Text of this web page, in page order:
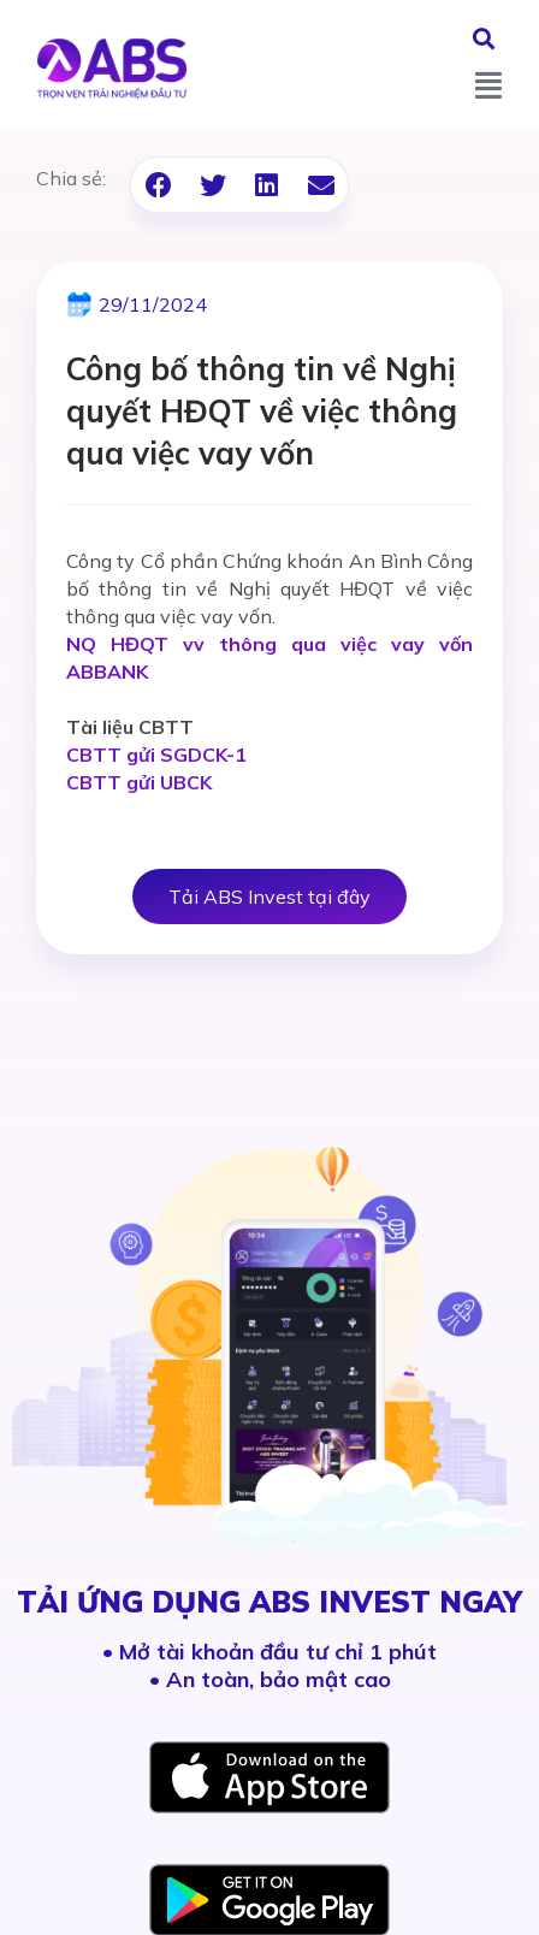
Chia sẻ:
29/11/2024
Công bố thông tin về Nghị
quyết HĐQT về việc thông
qua việc vay vốn
Công ty Cổ phần Chứng khoán An Bình Công
bố thông tin về Nghị quyết HĐQT về việc
thông qua việc vay vốn.
NQ HĐQT vv thông qua việc vay vốn
ABBANK
Tài liệu CBTT
CBTT gửi SGDCK-1
CBTT gửi UBCK
Tải ABS Invest tại đây
TẢI ỨNG DỤNG ABS INVEST NGAY
• Mở tài khoản đầu tư chỉ 1 phút
• An toàn, bảo mật cao